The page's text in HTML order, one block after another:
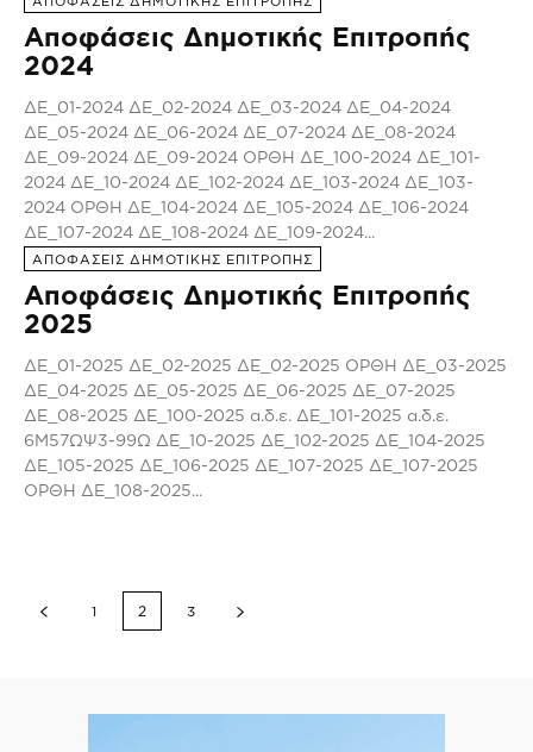
Αποφάσεις Δημοτικής Επιτροπής
2024
ΔΕ_01-2024 ΔΕ_02-2024 ΔΕ_03-2024 ΔΕ_04-2024
ΔΕ_05-2024 ΔΕ_06-2024 ΔΕ_07-2024 ΔΕ_08-2024
ΔΕ_09-2024 ΔΕ_09-2024 ΟΡΘΗ ΔΕ_100-2024 ΔΕ_101-
2024 ΔΕ_10-2024 ΔΕ_102-2024 ΔΕ_103-2024 ΔΕ_103-
2024 ΟΡΘΗ ΔΕ_104-2024 ΔΕ_105-2024 ΔΕ_106-2024
ΔΕ_107-2024 ΔΕ_108-2024 ΔΕ_109-2024...
ΑΠΟΦΑΣΕΙΣ ΔΗΜΟΤΙΚΗΣ ΕΠΙΤΡΟΠΗΣ
Αποφάσεις Δημοτικής Επιτροπής
2025
ΔΕ_01-2025 ΔΕ_02-2025 ΔΕ_02-2025 ΟΡΘΗ ΔΕ_03-2025
ΔΕ_04-2025 ΔΕ_05-2025 ΔΕ_06-2025 ΔΕ_07-2025
ΔΕ_08-2025 ΔΕ_100-2025 α.δ.ε. ΔΕ_101-2025 α.δ.ε.
6Μ57ΩΨ3-99Ω ΔΕ_10-2025 ΔΕ_102-2025 ΔΕ_104-2025
ΔΕ_105-2025 ΔΕ_106-2025 ΔΕ_107-2025 ΔΕ_107-2025
ΟΡΘΗ ΔΕ_108-2025...
1 2 3